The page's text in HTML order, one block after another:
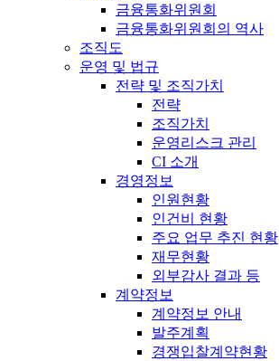
금융통화위원회
금융통화위원회의 역사
조직도
운영 및 법규
전략 및 조직가치
전략
조직가치
운영리스크 관리
CI 소개
경영정보
인원현황
인건비 현황
주요 업무 추진 현황
재무현황
외부감사 결과 등
계약정보
계약정보 안내
발주계획
경쟁입찰계약현황